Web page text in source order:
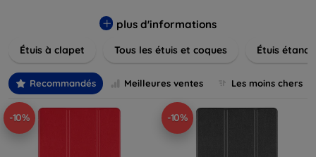
allant des modèles élégants et minimalistes aux designs
matériaux de haute qualité, y compris le cuir, le silicone, et
parfait pour exprimer votre style tout en assurant la
durabilité de votre appareil.
plus d'informations
Étuis à clapet Tous les étuis et coques Étuis
Recommandés Meilleures ventes Les moins chers
-10% -10%